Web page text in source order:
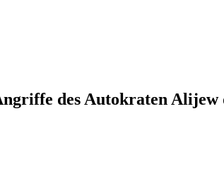
des Autokraten